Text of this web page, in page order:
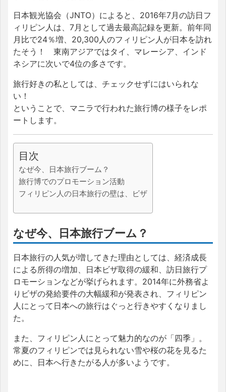
日本観光協会（JNTO）によると、2016年7月の訪日フ
ィリピン人は、7月として過去最高記録を更新。前年同
月比で24％増、20,300人のフィリピン人が日本を訪れ
たそう！ 東南アジアではタイ、マレーシア、インド
ネシアに次いで4位の多さです。
旅行好きの私としては、チェックせずにはいられな
い！
ということで、マニラで行われた旅行博の様子をレポ
ートします。
目次
なぜ今、日本旅行ブーム？
旅行博でのプロモーション活動
フィリピン人の日本旅行の壁は、ビザ
なぜ今、日本旅行ブーム？
日本旅行の人気が増してきた理由としては、経済成長
による所得の増加、日本ビザ取得の緩和、訪日旅行プ
ロモーションなどが挙げられます。2014年に外務省よ
りビザの発給要件の大幅緩和が発表され、フィリピン
人にとって日本への旅行はぐっと行きやすくなりまし
た。
また、フィリピン人にとって魅力的なのが「四季」。
常夏のフィリピンでは見られない雪や桜の花を見るた
めに、日本へ行きたがる人が多いようです。